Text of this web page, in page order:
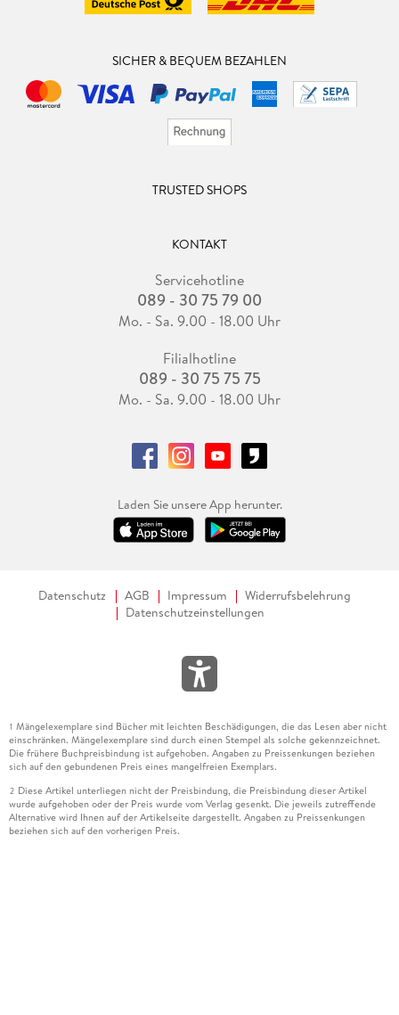
SICHER & BEQUEM BEZAHLEN
TRUSTED SHOPS
KONTAKT
Servicehotline
089 - 30 75 79 00
Mo. - Sa. 9.00 - 18.00 Uhr
Filialhotline
089 - 30 75 75 75
Mo. - Sa. 9.00 - 18.00 Uhr
Laden Sie unsere App herunter.
Datenschutz AGB Impressum
Widerrufsbelehrung
Datenschutzeinstellungen
1 Mängelexemplare sind Bücher mit leichten Beschädigungen, die das Lesen aber nicht
einschränken. Mängelexemplare sind durch einen Stempel als solche gekennzeichnet.
Die frühere Buchpreisbindung ist aufgehoben. Angaben zu Preissenkungen beziehen
sich auf den gebundenen Preis eines mangelfreien Exemplars.
2 Diese Artikel unterliegen nicht der Preisbindung, die Preisbindung dieser Artikel
wurde aufgehoben oder der Preis wurde vom Verlag gesenkt. Die jeweils zutreffende
Alternative wird Ihnen auf der Artikelseite dargestellt. Angaben zu Preissenkungen
beziehen sich auf den vorherigen Preis.